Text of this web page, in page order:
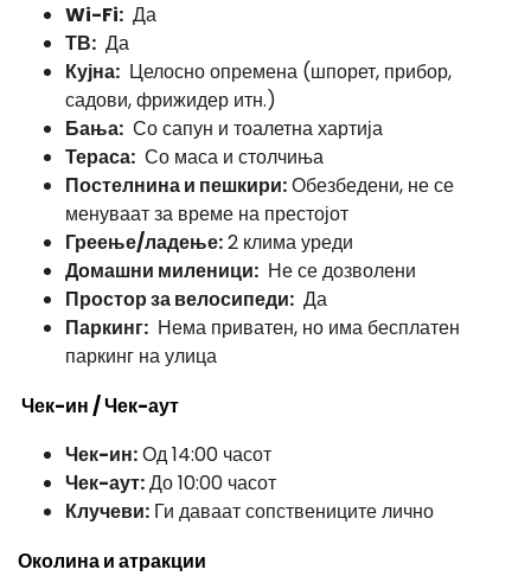
Wi-Fi: Да
ТВ: Да
Кујна: Целосно опремена (шпорет, прибор,
садови, фрижидер итн.)
Бања: Со сапун и тоалетна хартија
Тераса: Со маса и столчиња
Постелнина и пешкири:Обезбедени, не се
менуваат за време на престојот
Греење/ладење:2 клима уреди
Домашни миленици: Не се дозволени
Простор за велосипеди: Да
Паркинг: Нема приватен, но има бесплатен
паркинг на улица
Чек-ин / Чек-аут
Чек-ин:Од 14:00 часот
Чек-аут:До 10:00 часот
Клучеви: Ги даваат сопствениците лично
Околина и атракции